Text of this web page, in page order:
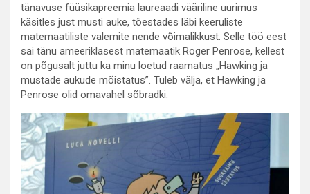
tänavuse füüsikapreemia laureaadi vääriline uurimus
käsitles just musti auke, tõestades läbi keeruliste
matemaatiliste valemite nende võimalikkust. Selle töö eest
sai tänu ameeriklasest matemaatik Roger Penrose, kellest
on põgusalt juttu ka minu loetud raamatus „Hawking ja
mustade aukude mõistatus”. Tuleb välja, et Hawking ja
Penrose olid omavahel sõbradki.